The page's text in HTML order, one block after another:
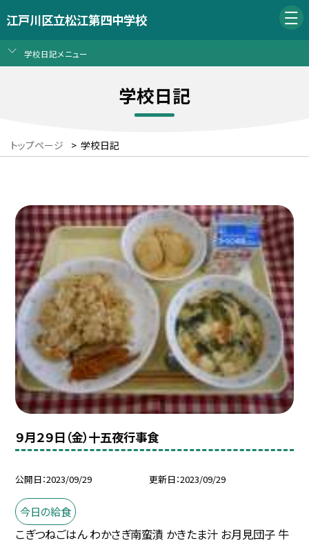
江戸川区立松江第四中学校
学校日記メニュー
学校日記
トップページ > 学校日記
９月２９日（金）十五夜行事食
公開日 2023/09/29 更新日 2023/09/29
今日の給食
こぎつねごはん わかさぎ南蛮漬 かきたま汁 お月見団子 牛